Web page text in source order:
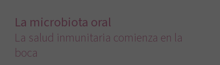
La microbiota oral
La salud inmunitaria comienza en la
boca